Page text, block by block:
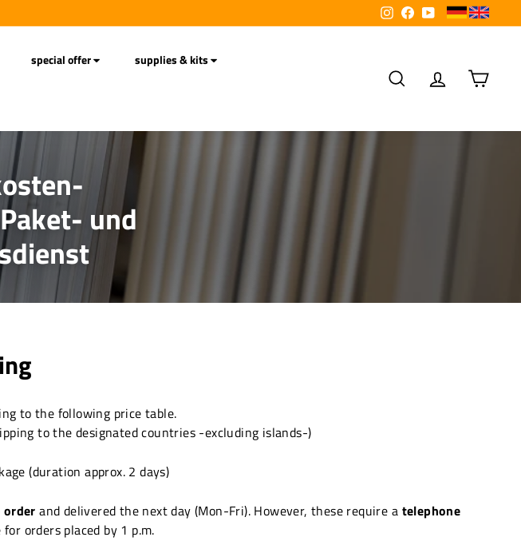
InstagramFacebook
YouTube
special offer supplies & kits
Search AccountCart
und
to the following price table.
to the designated countries -excluding islands-)
(duration approx. 2 days)
and delivered the next day (Mon-Fri). However, these require a telephone
orders placed by 1 p.m.